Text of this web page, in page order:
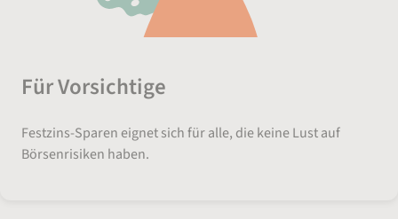
Für Vorsichtige
Festzins-Sparen eignet sich für alle, die keine Lust auf
Börsenrisiken haben.